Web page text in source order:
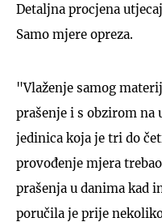
Detaljna procjena
Samo mjere opreza.
"Vlaženje samog
prašenje i s obzirom
jedinica koja je tri do
provođenje mjera
prašenja u danima kad
poručila je prije